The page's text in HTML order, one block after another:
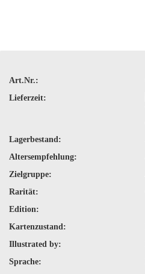
Art.Nr.:
Lieferzeit:
Lagerbestand:
Altersempfehlung:
Zielgruppe:
Rarität:
Edition:
Kartenzustand:
Illustrated by:
Sprache: